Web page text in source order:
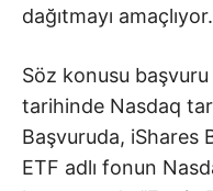
dağıtmayı amaçlıyor.
Söz konusu
tarihinde Nasdaq
Başvuruda, iShares
ETF adlı fonun